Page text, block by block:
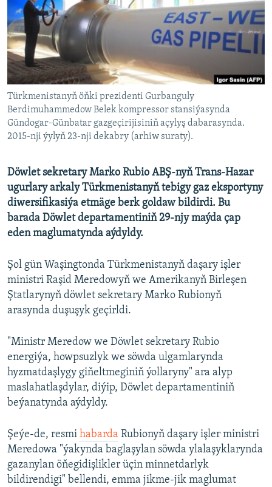
Türkmenistanyň öňki prezidenti Gurbanguly
Berdimuhammedow Belek kompressor stansiýasynda
Gündogar-Günbatar gazgeçirijisiniň açylyş dabarasynda.
2015-nji ýylyň 23-nji dekabry (arhiw suraty).
Döwlet sekretary Marko Rubio ABŞ-nyň Trans-Hazar
ugurlary arkaly Türkmenistanyň tebigy gaz eksportyny
diwersifikasiýa etmäge berk goldaw bildirdi. Bu
barada Döwlet departamentiniň 29-njy maýda çap
eden maglumatynda aýdyldy.
Şol gün Waşingtonda Türkmenistanyň daşary işler
ministri Raşid Meredowyň we Amerikanyň Birleşen
Ştatlarynyň döwlet sekretary Marko Rubionyň
arasynda duşuşyk geçirldi.
"Ministr Meredow we Döwlet sekretary Rubio
energiýa, howpsuzlyk we söwda ulgamlarynda
hyzmatdaşlygy giňeltmeginiň ýollaryny" ara alyp
maslahatlaşdylar, diýip, Döwlet departamentiniň
beýanatynda aýdyldy.
Şeýe-de, resmi habarda Rubionyň daşary işler ministri
Meredowa "ýakynda baglaşylan söwda ylalaşyklarynda
gazanylan öňegidişlikler üçin minnetdarlyk
bildirendigi" bellendi, emma jikme-jik maglumat